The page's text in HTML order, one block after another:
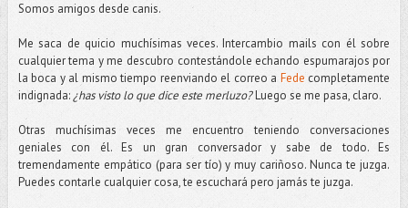
Somos amigos desde canis.
Me saca de quicio muchísimas veces. Intercambio mails con él sobre
cualquier tema y me descubro contestándole echando espumarajos por
la boca y al mismo tiempo reenviando el correo a Fede completamente
indignada:¿has visto lo que dice este merluzo?Luego se me pasa, claro.
Otras muchísimas veces me encuentro teniendo conversaciones
geniales con él. Es un gran conversador y sabe de todo. Es
tremendamente empático (para ser tío) y muy cariñoso. Nunca te juzga.
Puedes contarle cualquier cosa, te escuchará pero jamás te juzga.